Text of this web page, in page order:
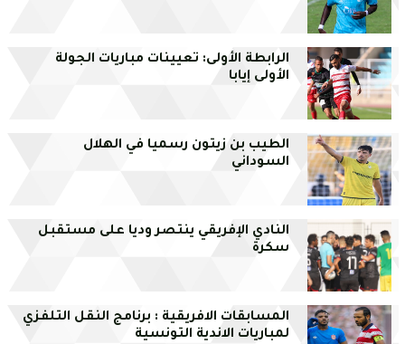
الرابطة الأولى: تعيينات مباريات الجولة
الأولى إيابا
الطيب بن زيتون رسميا في الهلال
السوداني
النادي الإفريقي ينتصر وديا على مستقبل
سكرة
المسابقات الافريقية : برنامج النقل التلفزي
لمباريات الاندية التونسية